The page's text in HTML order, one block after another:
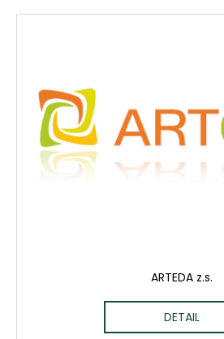
ARTEDA z.s.
DETAIL